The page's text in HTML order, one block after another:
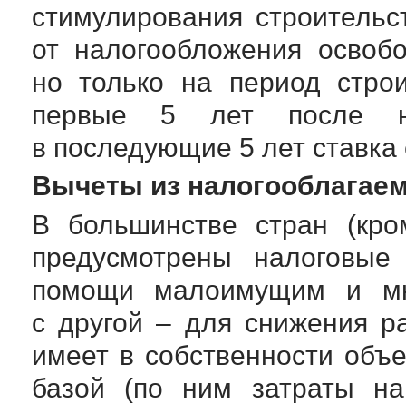
стимулирования
от налогообложения
но только на период
первые 5 лет после
в последующие 5 лет
Вычеты из
В большинстве стран
предусмотрены
помощи малоимущим и
с другой – для снижения
имеет в собственности
базой (по ним затраты